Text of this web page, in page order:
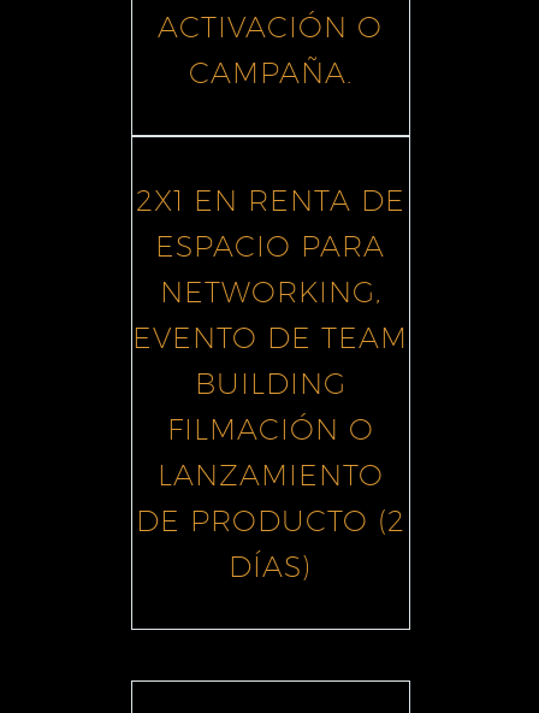
ACTIVACIÓN O
CAMPAÑA.
2X1 EN RENTA DE
ESPACIO PARA
NETWORKING,
EVENTO DE TEAM
BUILDING
FILMACIÓN O
LANZAMIENTO
DE PRODUCTO (2
DÍAS)